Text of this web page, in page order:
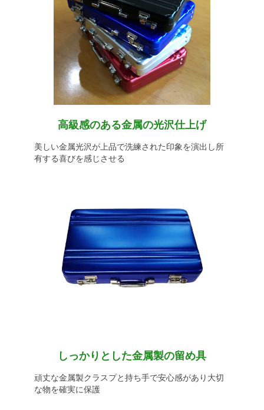
高級感のある金属の光沢仕上げ
美しい金属光沢が上品で洗練された印象を演出し所
有する喜びを感じさせる
しっかりとした金属製の留め具
頑丈な金属製クラスプと持ち手で安心感があり大切
な物を確実に保護